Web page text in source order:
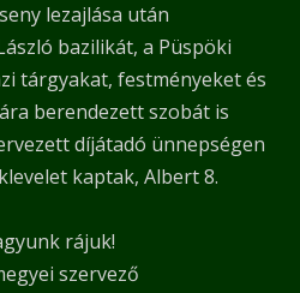
lezajlása után
bazilikát, a Püspöki
tárgyakat, festményeket és
berendezett szobát is
díjátadó ünnepségen
kaptak, Albert 8.
rájuk!
szervező